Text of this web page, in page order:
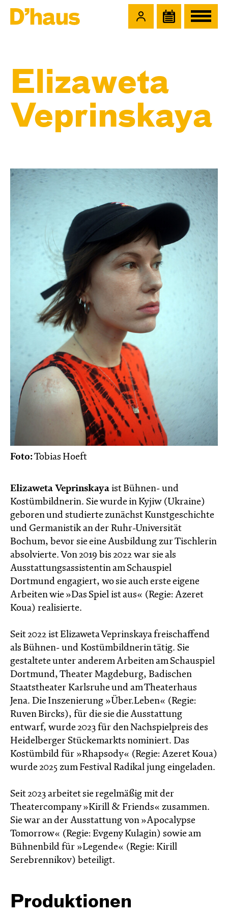
Elizaweta
Veprinskaya
Foto:Tobias Hoeft
Elizaweta Veprinskaya ist Bühnen- und
Kostümbildnerin. Sie wurde in Kyjiw (Ukraine)
geboren und studierte zunächst Kunstgeschichte
und Germanistik an der Ruhr-Universität
Bochum, bevor sie eine Ausbildung zur Tischlerin
absolvierte. Von 2019 bis 2022 war sie als
Ausstattungsassistentin am Schauspiel
Dortmund engagiert, wo sie auch erste eigene
Arbeiten wie »Das Spiel ist aus« (Regie: Azeret
Koua) realisierte.
Seit 2022 ist Elizaweta Veprinskaya freischaffend
als Bühnen- und Kostümbildnerin tätig. Sie
gestaltete unter anderem Arbeiten am Schauspiel
Dortmund, Theater Magdeburg, Badischen
Staatstheater Karlsruhe und am Theaterhaus
Jena. Die Inszenierung »Über.Leben« (Regie:
Ruven Bircks), für die sie die Ausstattung
entwarf, wurde 2023 für den Nachspielpreis des
Heidelberger Stückemarkts nominiert. Das
Kostümbild für »Rhapsody« (Regie: Azeret Koua)
wurde 2025 zum Festival Radikal jung eingeladen.
Seit 2023 arbeitet sie regelmäßig mit der
Theatercompany »Kirill & Friends« zusammen.
Sie war an der Ausstattung von »Apocalypse
Tomorrow« (Regie: Evgeny Kulagin) sowie am
Bühnenbild für »Legende« (Regie: Kirill
Serebrennikov) beteiligt.
Produktionen